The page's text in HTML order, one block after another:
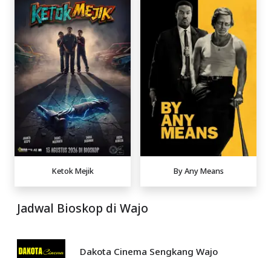
Ketok Mejik By Any Means
Jadwal Bioskop di Wajo
Dakota Cinema Sengkang Wajo